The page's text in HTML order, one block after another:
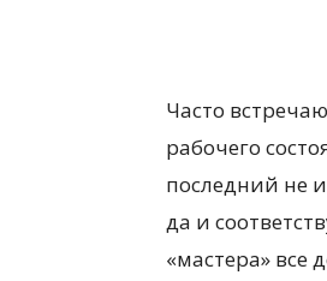
Часто
рабочего
последний не
да и
«мастера» все